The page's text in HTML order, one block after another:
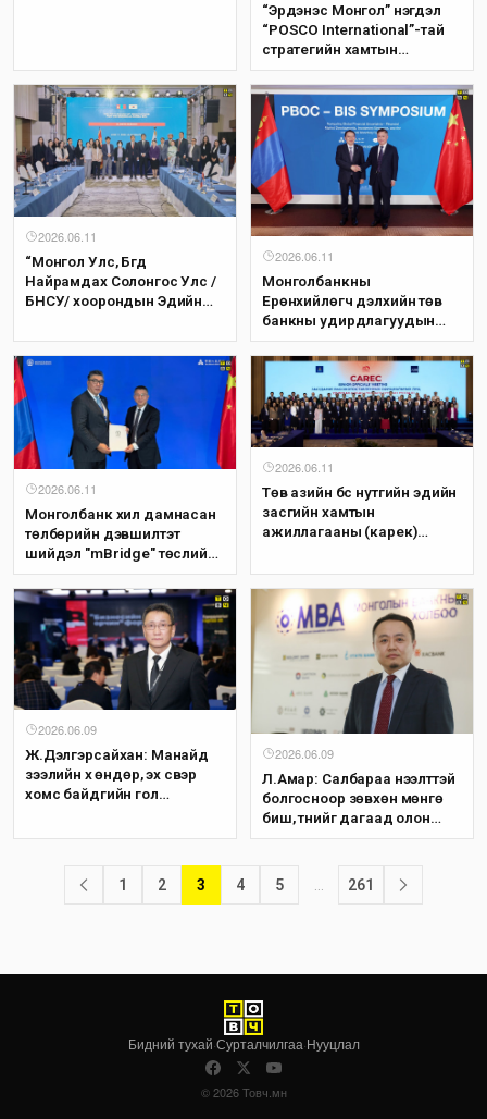
“Эрдэнэс Монгол” нэгдэл
“POSCO International”-тай
стратегийн хамтын
ажиллагааг эхлүүллээ
2026.06.11
​“Монгол Улс, Бүгд
Найрамдах Солонгос Улс /
БНСУ/ хоорондын Эдийн
хэлэлцээр”-ийн тав дахь
шатны хэлэлцээ​г хийлээ
2026.06.11
Монголбанкны
Ерөнхийлөгч дэлхийн төв
банкны удирдлагуудын
өндөр түвшний симпозиумд
оролцож, Хятадын Ардын
банкны Ерөнхийлөгчтэй
уулзлаа
2026.06.11
Монголбанк хил дамнасан
төлбөрийн дэвшилтэт
шийдэл "mBridge" төслийн
удирдах хороонд нэгдлээ
2026.06.11
Төв азийн бүс нутгийн эдийн
засгийн хамтын
ажиллагааны (карек)
албан тушаалтнуудын
уулзалт болж байна
2026.06.09
Ж.Дэлгэрсайхан: Манайд
зээлийн хүү өндөр, эх үүсвэр
хомс байдгийн гол
2026.06.09
Л.Амар: Салбараа нээлттэй
болгосноор зөвхөн мөнгө
биш, түүнийг дагаад олон
улсын засаглалын сайн
давуу талтай
1 2 3 4 5 261
Бидний тухай·Сурталчилгаа·Нууцлал
© 2026 Товч.мн